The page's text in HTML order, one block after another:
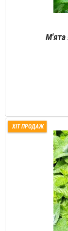
М'ята
ХІТ ПРОДАЖ